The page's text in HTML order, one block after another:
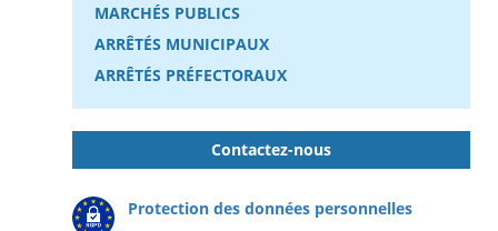
MARCHÉS PUBLICS
ARRÊTÉS MUNICIPAUX
ARRÊTÉS PRÉFECTORAUX
Contactez-nous
Protection des données personnelles